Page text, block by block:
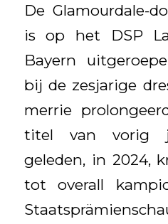
De Glamourdale-
is op het DSP
Bayern
bij de zesjarige
merrie
titel van vorig
geleden, in 2024,
tot overall